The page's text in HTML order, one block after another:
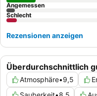
Überdurchschnittlich
Atmosphäre•9,5
Angemessen
Schlecht
Rezensionen anzeigen